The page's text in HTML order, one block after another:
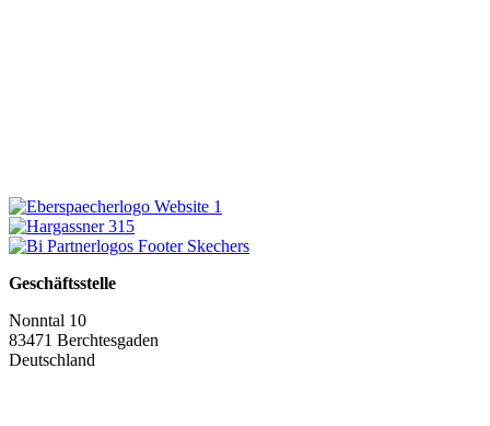
Geschäftsstelle
Nonntal 10
83471 Berchtesgaden
Deutschland